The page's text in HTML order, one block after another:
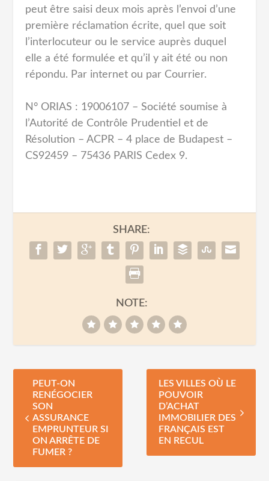
peut être saisi deux mois après l’envoi d’une
première réclamation écrite, quel que soit
l’interlocuteur ou le service auprès duquel
elle a été formulée et qu’il y ait été ou non
répondu. Par internet ou par Courrier.
N° ORIAS : 19006107 – Société soumise à
l’Autorité de Contrôle Prudentiel et de
Résolution – ACPR – 4 place de Budapest –
CS92459 – 75436 PARIS Cedex 9.
SHARE:
NOTE:
PEUT-ON
RENÉGOCIER
SON
ASSURANCE
EMPRUNTEUR SI
ON ARRÊTE DE
FUMER ?
LES VILLES OÙ LE
POUVOIR
D’ACHAT
IMMOBILIER DES
FRANÇAIS EST
EN RECUL